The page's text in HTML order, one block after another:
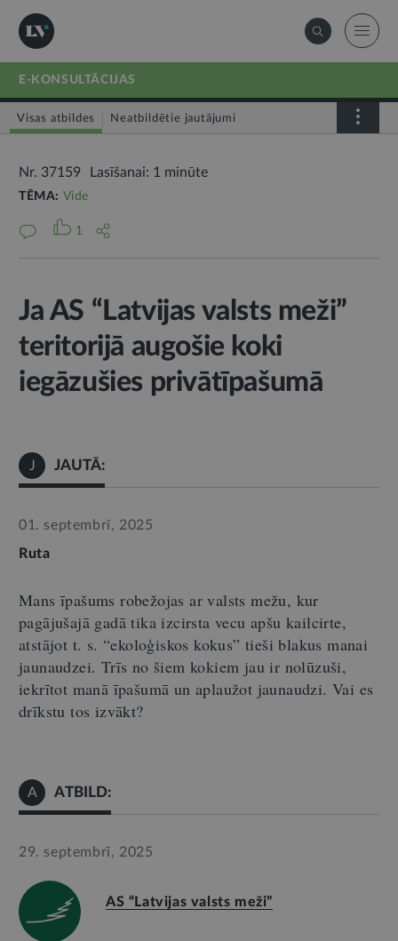
E-KONSULTĀCIJAS
Visas atbildes Neatbildētie jautājumi
Nr. 37159 Lasīšanai: 1 minūte
TĒMA: Vide
1
Ja AS “Latvijas valsts meži”
teritorijā augošie koki
iegāzušies privātīpašumā
J JAUTĀ:
01. septembrī, 2025
Ruta
Mans īpašums robežojas ar valsts mežu, kur
pagājušajā gadā tika izcirsta vecu apšu kailcirte,
atstājot t. s. “ekoloģiskos kokus” tieši blakus manai
jaunaudzei. Trīs no šiem kokiem jau ir nolūzuši,
iekrītot manā īpašumā un aplaužot jaunaudzi. Vai es
drīkstu tos izvākt?
A ATBILD:
29. septembrī, 2025
AS “Latvijas valsts meži”